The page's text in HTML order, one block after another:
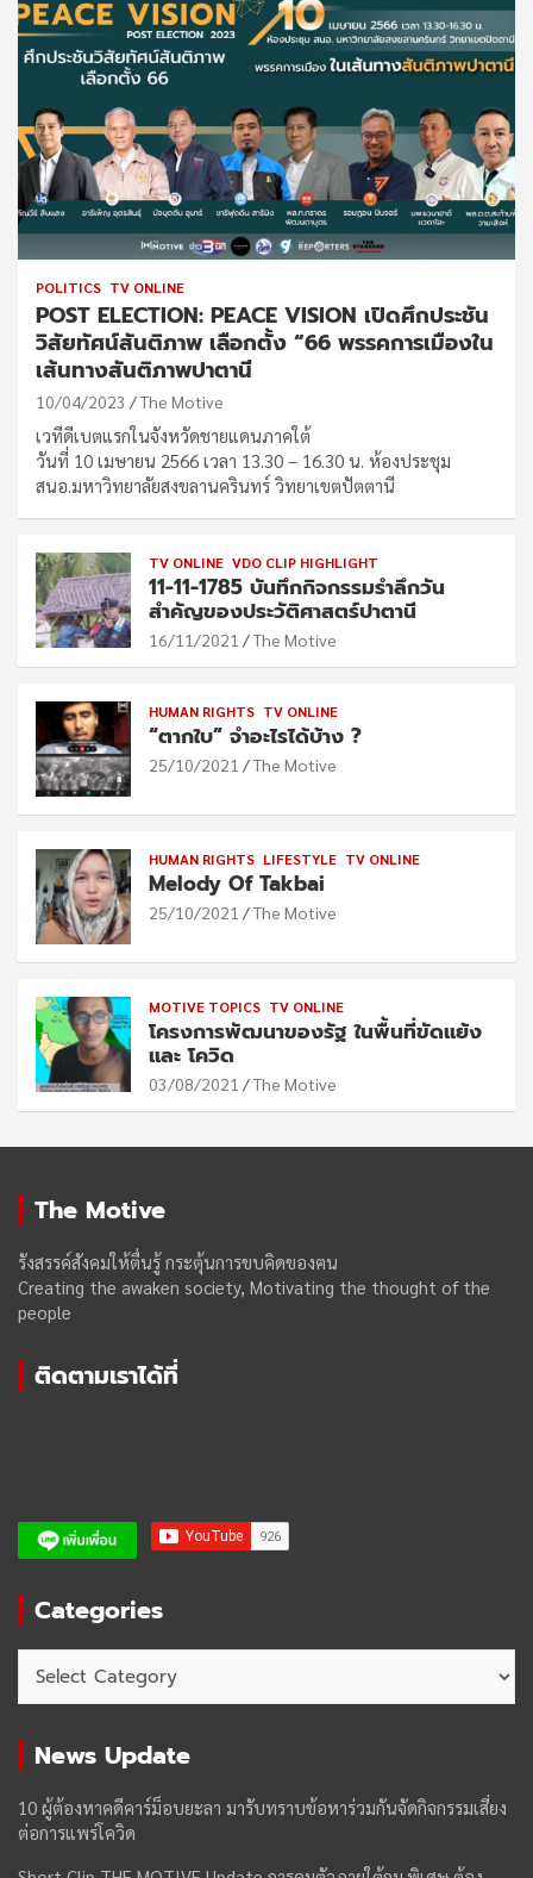
POLITICS TV ONLINE
POST ELECTION: PEACE VISION เปิดศึกประชัน
วิสัยทัศน์สันติภาพ เลือกตั้ง “66 พรรคการเมืองใน
เส้นทางสันติภาพปาตานี
10/04/2023 The Motive
เวทีดีเบตแรกในจังหวัดชายแดนภาคใต้
วันที่ 10 เมษายน 2566 เวลา 13.30 – 16.30 น. ห้องประชุม
สนอ.มหาวิทยาลัยสงขลานครินทร์ วิทยาเขตปัตตานี
TV ONLINE VDO CLIP HIGHLIGHT
11-11-1785 บันทึกกิจกรรมรำลึกวัน
สำคัญของประวัติศาสตร์ปาตานี
16/11/2021 The Motive
HUMAN RIGHTS TV ONLINE
“ตากใบ” จำอะไรได้บ้าง ?
25/10/2021 The Motive
HUMAN RIGHTS LIFESTYLE TV ONLINE
Melody Of Takbai
25/10/2021 The Motive
MOTIVE TOPICS TV ONLINE
โครงการพัฒนาของรัฐ ในพื้นที่ขัดแย้ง
และ โควิด
03/08/2021 The Motive
The Motive
รังสรรค์สังคมให้ตื่นรู้ กระตุ้นการขบคิดของฅน
Creating the awaken society, Motivating the thought of the
people
ติดตามเราได้ที่
Categories
News Update
10 ผู้ต้องหาคดีคาร์ม็อบยะลา มารับทราบข้อหาร่วมกันจัดกิจกรรมเสี่ยง
ต่อการแพร่โควิด